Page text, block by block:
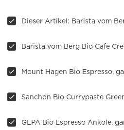
Sanchon Bio Currypaste